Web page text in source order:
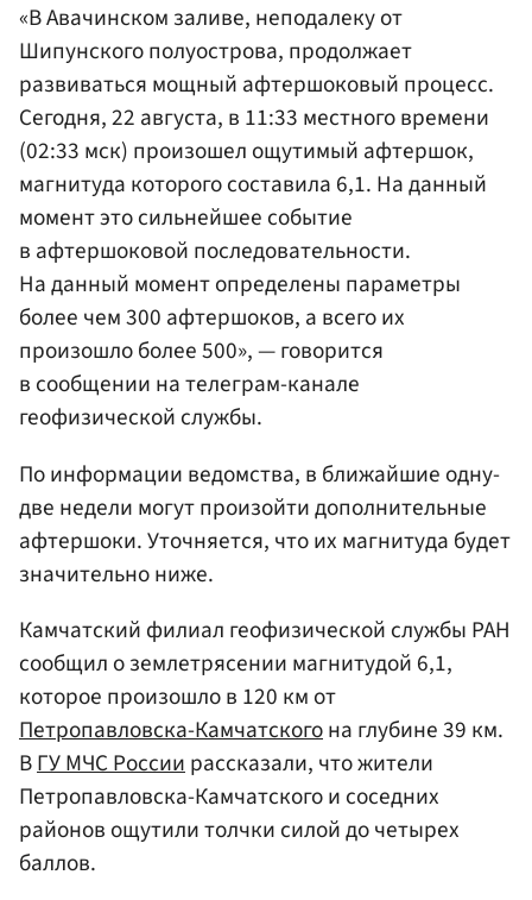
«В Авачинском заливе, неподалеку от
Шипунского полуострова, продолжает
развиваться мощный афтершоковый процесс.
Сегодня, 22 августа, в 11:33 местного времени
(02:33 мск) произошел ощутимый афтершок,
магнитуда которого составила 6,1. На данный
момент это сильнейшее событие
в афтершоковой последовательности.
На данный момент определены параметры
более чем 300 афтершоков, а всего их
произошло более 500», — говорится
в сообщении на телеграм-канале
геофизической службы.
По информации ведомства, в ближайшие одну-
две недели могут произойти дополнительные
афтершоки. Уточняется, что их магнитуда будет
значительно ниже.
Камчатский филиал геофизической службы РАН
сообщил о землетрясении магнитудой 6,1,
которое произошло в 120 км от
Петропавловска-Камчатскогона глубине 39 км.
ВГУ МЧС Россиирассказали, что жители
Петропавловска-Камчатского и соседних
районов ощутили толчки силой до четырех
баллов.